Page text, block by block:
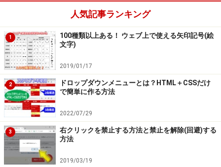
人気記事ランキング
1
100種類以上ある！ ウェブ上で使える矢印記号(絵
文字)
2019/01/17
2
ドロップダウンメニューとは？HTML＋CSSだけ
で簡単に作る方法
2022/07/29
3
右クリックを禁止する方法と禁止を解除(回避)する
方法
2019/03/19